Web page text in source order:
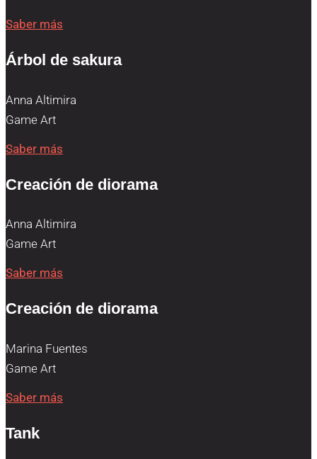
Saber más
Árbol de sakura
Anna Altimira
Game Art
Saber más
Creación de diorama
Anna Altimira
Game Art
Saber más
Creación de diorama
Marina Fuentes
Game Art
Saber más
Tank